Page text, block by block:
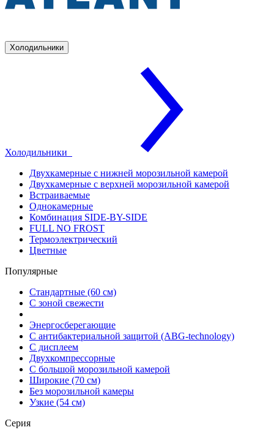
Холодильники
Холодильники
Двухкамерные с нижней морозильной камерой
Двухкамерные с верхней морозильной камерой
Встраиваемые
Однокамерные
Комбинация SIDE-BY-SIDE
FULL NO FROST
Термоэлектрический
Цветные
Популярные
Стандартные (60 см)
С зоной свежести
Энергосберегающие
С антибактериальной защитой (ABG-technology)
С дисплеем
Двухкомпрессорные
С большой морозильной камерой
Широкие (70 см)
Без морозильной камеры
Узкие (54 см)
Серия